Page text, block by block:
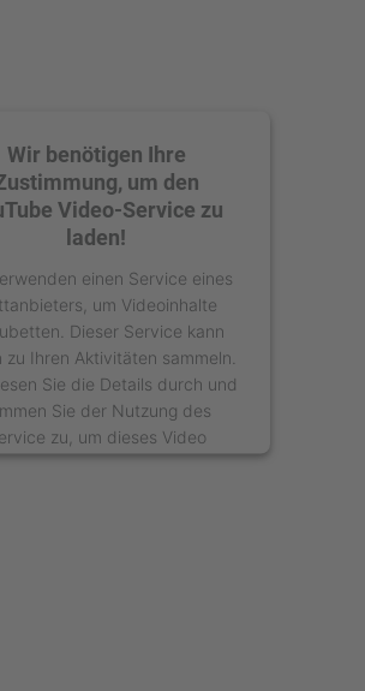
Wir benötigen Ihre
um den
Video-Service zu
laden!
einen Service eines
um Videoinhalte
Dieser Service kann
zu Ihren Aktivitäten sammeln.
Sie die Details durch und
Sie der Nutzung des
zu, um dieses Video
anzusehen.